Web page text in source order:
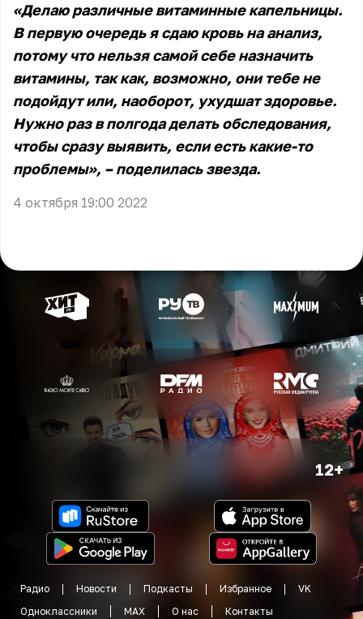
«Делаю различные витаминные капельницы.
В первую очередь я сдаю кровь на анализ,
потому что нельзя самой себе назначить
витамины, так как, возможно, они тебе не
подойдут или, наоборот, ухудшат здоровье.
Нужно раз в полгода делать обследования,
чтобы сразу выявить, если есть какие-то
проблемы», – поделилась звезда.
4 октября 19:00 2022
12+
Радио Новости Подкасты Избранное
VK
Одноклассники
MAX О нас Контакты